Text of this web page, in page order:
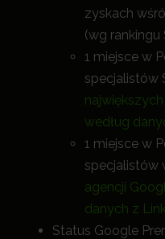
zyskach
(wg rankingu
1 miejsce w
specjalistów
według
1 miejsce w
specjalistów
agencji
danych z
Status Google